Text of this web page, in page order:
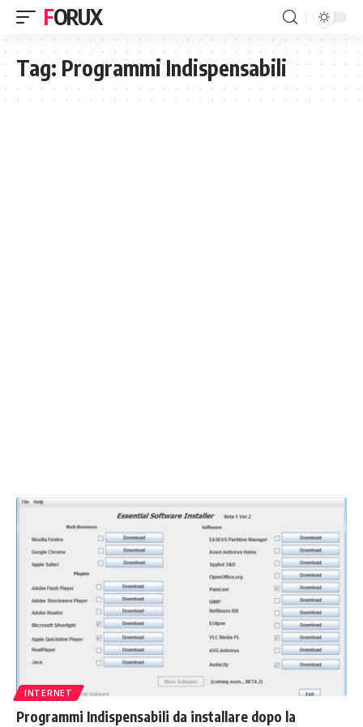
FORUX
Tag: Programmi Indispensabili
INTERNET
Programmi Indispensabili da installare dopo la